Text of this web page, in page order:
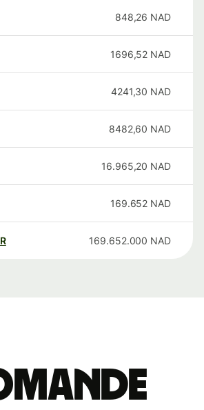
848,26 NAD
1696,52 NAD
4241,30 NAD
8482,60 NAD
16.965,20 NAD
169.652 NAD
169.652.000 NAD